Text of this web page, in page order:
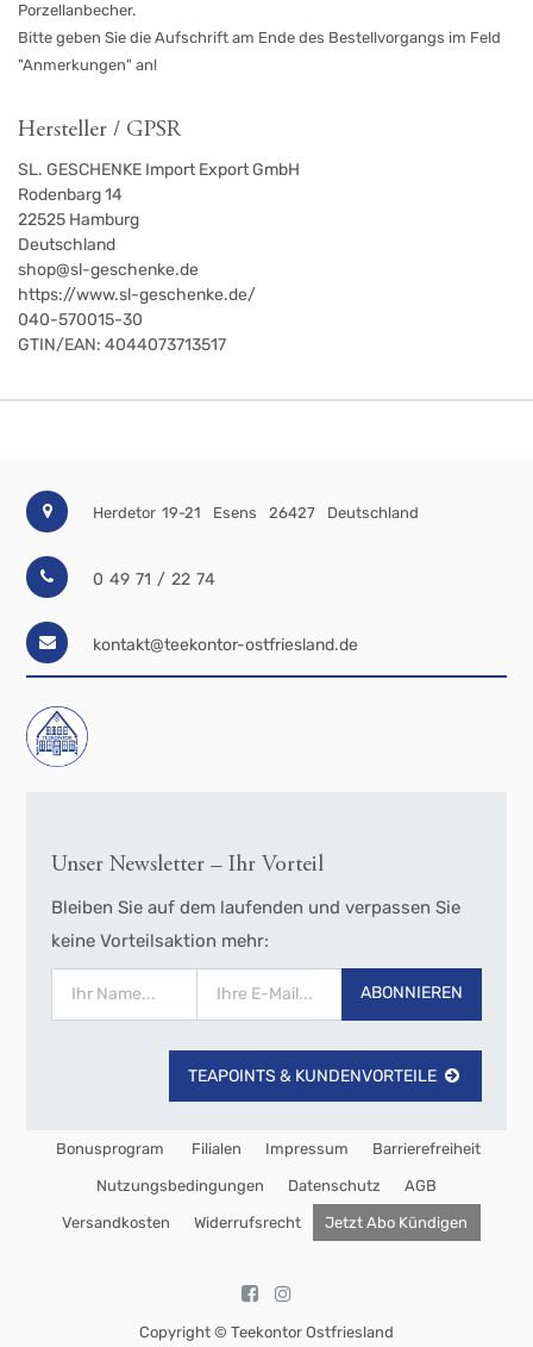
Porzellanbecher.
Bitte geben Sie die Aufschrift am Ende des Bestellvorgangs im Feld
"Anmerkungen" an!
Hersteller / GPSR
SL. GESCHENKE Import Export GmbH
Rodenbarg 14
22525 Hamburg
Deutschland
shop@sl-geschenke.de
https://www.sl-geschenke.de/
040-570015-30
GTIN/EAN: 4044073713517
Herdetor 19-21 Esens 26427 Deutschland
0 49 71 / 22 74
kontakt@teekontor-ostfriesland.de
Unser Newsletter – Ihr Vorteil
Bleiben Sie auf dem laufenden und verpassen Sie
keine Vorteilsaktion mehr:
ABONNIEREN
TEAPOINTS & KUNDENVORTEILE
Bonusprogram Filialen Impressum Barrierefreiheit
Nutzungsbedingungen Datenschutz AGB
Versandkosten Widerrufsrecht Jetzt Abo Kündigen
Copyright © Teekontor Ostfriesland